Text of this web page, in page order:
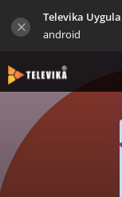
Televika
android